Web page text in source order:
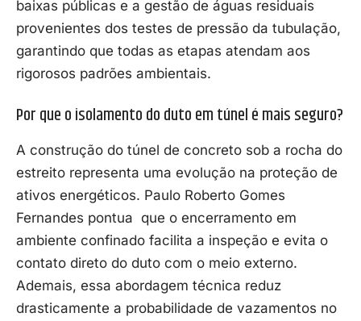
baixas públicas e a gestão de águas residuais
provenientes dos testes de pressão da tubulação,
garantindo que todas as etapas atendam aos
rigorosos padrões ambientais.
Por que o isolamento do duto em túnel é mais seguro?
A construção do túnel de concreto sob a rocha do
estreito representa uma evolução na proteção de
ativos energéticos. Paulo Roberto Gomes
Fernandes pontua que o encerramento em
ambiente confinado facilita a inspeção e evita o
contato direto do duto com o meio externo.
Ademais, essa abordagem técnica reduz
drasticamente a probabilidade de vazamentos no